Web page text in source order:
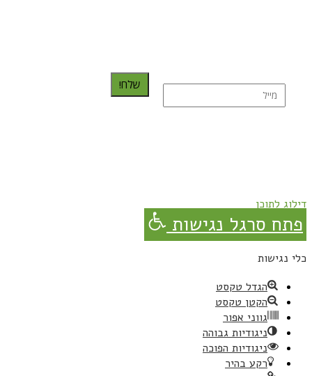
שלח!
דילוג לתוכן
פתח סרגל נגישות
כלי נגישות
הגדל טקסט
הקטן טקסט
גווני אפור
ניגודיות גבוהה
ניגודיות הפוכה
רקע בהיר